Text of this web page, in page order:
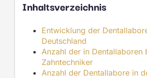
Inhaltsverzeichnis
Entwicklung der
Deutschland
Anzahl der in Dentallaboren
Zahntechniker
Anzahl der Dentallabore in